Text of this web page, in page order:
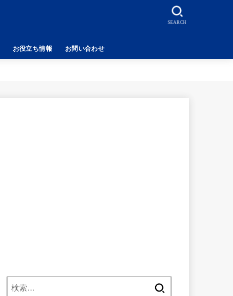
お役立ち情報 お問い合わせ
SEARCH